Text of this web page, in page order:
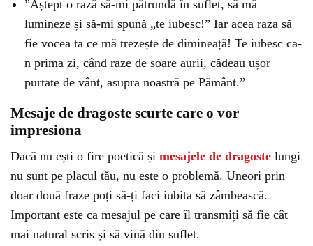
”Aștept o rază să-mi pătrundă în suflet, să mă
lumineze și să-mi spună „te iubesc!” Iar acea raza să
fie vocea ta ce mă trezește de dimineață! Te iubesc ca-
n prima zi, când raze de soare aurii, cădeau ușor
purtate de vânt, asupra noastră pe Pământ.”
Mesaje de dragoste scurte care o vor
impresiona
Dacă nu ești o fire poetică și mesajele de dragoste lungi
nu sunt pe placul tău, nu este o problemă. Uneori prin
doar două fraze poți să-ți faci iubita să zâmbească.
Important este ca mesajul pe care îl transmiți să fie cât
mai natural scris și să vină din suflet.